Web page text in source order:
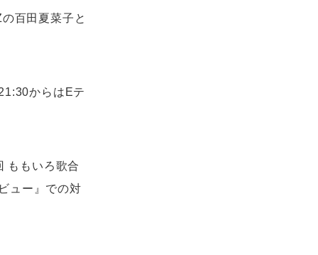
百田夏菜子と
からはEテ
ももいろ歌合
ュー』での対